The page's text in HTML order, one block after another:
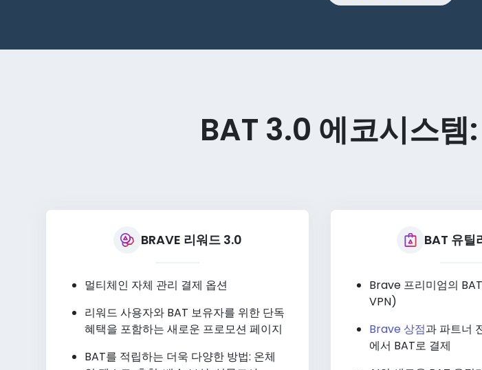
BAT 3.0 에코시스
BRAVE 리워드 3.0
멀티체인 자체 관리 결제 옵션
리워드 사용자와 BAT 보유자를 위한 단독
혜택을 포함하는 새로운 프로모션 페이지
BAT를 적립하는 더욱 다양한 방법: 온체
BAT 유틸
Brave 프리미엄의
VPN)
Brave 상점과 파트너
에서 BAT로 결제